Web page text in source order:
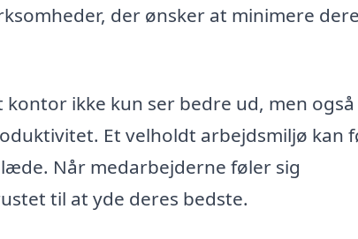
der ønsker at minimere
ikke kun ser bedre ud, men
Et velholdt arbejdsmiljø kan
Når medarbejderne føler sig
til at yde deres bedste.